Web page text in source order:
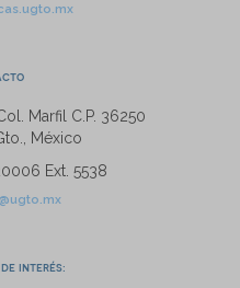
Marfil C.P. 36250
México
Ext. 5538
interés: